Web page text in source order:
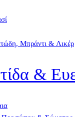
Μπράντι & Λικέρ
&